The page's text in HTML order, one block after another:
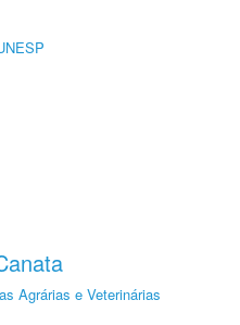
Agrárias e Veterinárias